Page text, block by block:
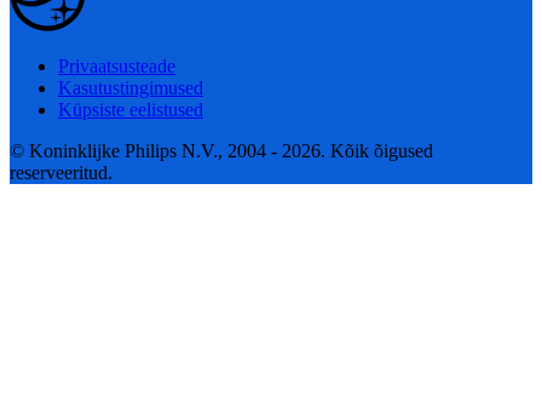
Privaatsusteade
Kasutustingimused
Küpsiste eelistused
© Koninklijke Philips N.V., 2004 - 2026. Kõik õigused
reserveeritud.